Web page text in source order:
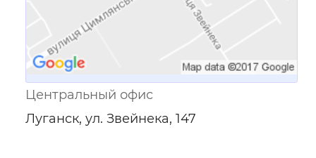
Центральный офис
Луганск, ул. Звейнека, 147